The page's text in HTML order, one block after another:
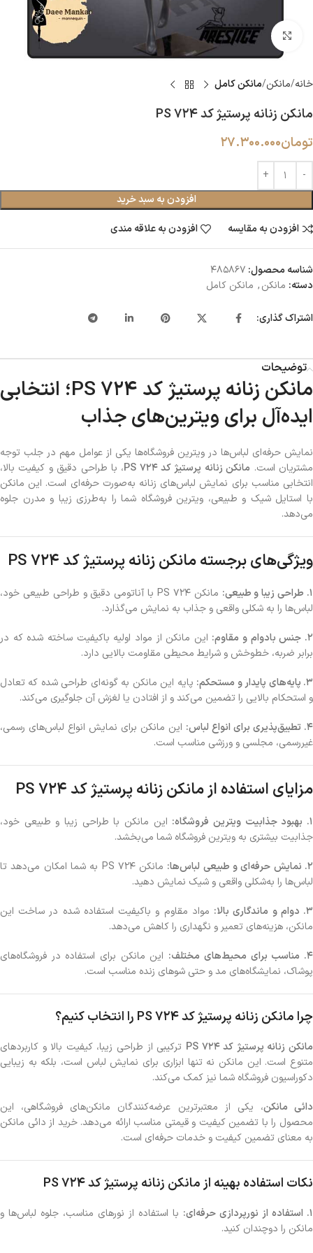
بزرگنمایی تصویر
خانه مانکن مانکن کامل
مانکن زنانه پرستیژ کد PS 724
تومان27.300.000
افزودن به سبد خرید
افزودن به مقایسه
افزودن به علاقه مندی
شناسه محصول: 485867
دسته: مانکن, مانکن کامل
اشتراک گذاری:
توضیحات
مانکن زنانه پرستیژ کد PS 724؛ انتخابی
ایده‌آل برای ویترین‌های جذاب
نمایش حرفه‌ای لباس‌ها در ویترین فروشگاه‌ها یکی از عوامل مهم در جلب توجه
مشتریان است. مانکن زنانه پرستیژ کد PS 724
، با طراحی دقیق و کیفیت بالا،
انتخابی مناسب برای نمایش لباس‌های زنانه به‌صورت حرفه‌ای است. این مانکن
با استایل شیک و طبیعی، ویترین فروشگاه شما را به‌طرزی زیبا و مدرن جلوه
می‌دهد.
ویژگی‌های برجسته مانکن زنانه پرستیژ کد PS 724
1. طراحی زیبا و طبیعی:
مانکن PS 724 با آناتومی دقیق و طراحی طبیعی خود،
لباس‌ها را به شکلی واقعی و جذاب به نمایش می‌گذارد.
2. جنس بادوام و مقاوم:
این مانکن از مواد اولیه باکیفیت ساخته شده که در
برابر ضربه، خط‌وخش و شرایط محیطی مقاومت بالایی دارد.
3. پایه‌های پایدار و مستحکم:
پایه این مانکن به گونه‌ای طراحی شده که تعادل
و استحکام بالایی را تضمین می‌کند و از افتادن یا لغزش آن جلوگیری می‌کند.
4. تطبیق‌پذیری برای انواع لباس:
این مانکن برای نمایش انواع لباس‌های رسمی،
غیررسمی، مجلسی و ورزشی مناسب است.
مزایای استفاده از مانکن زنانه پرستیژ کد PS 724
1. بهبود جذابیت ویترین فروشگاه:
این مانکن با طراحی زیبا و طبیعی خود،
جذابیت بیشتری به ویترین فروشگاه شما می‌بخشد.
2. نمایش حرفه‌ای و طبیعی لباس‌ها:
مانکن PS 724 به شما امکان می‌دهد تا
لباس‌ها را به‌شکلی واقعی و شیک نمایش دهید.
3. دوام و ماندگاری بالا:
مواد مقاوم و باکیفیت استفاده شده در ساخت این
مانکن، هزینه‌های تعمیر و نگهداری را کاهش می‌دهد.
4. مناسب برای محیط‌های مختلف:
این مانکن برای استفاده در فروشگاه‌های
پوشاک، نمایشگاه‌های مد و حتی شوهای زنده مناسب است.
چرا مانکن زنانه پرستیژ کد PS 724 را انتخاب کنیم؟
مانکن زنانه پرستیژ‌ کد PS 724
ترکیبی از طراحی زیبا، کیفیت بالا و کاربردهای
متنوع است. این مانکن نه تنها ابزاری برای نمایش لباس است، بلکه به زیبایی
دکوراسیون فروشگاه شما نیز کمک می‌کند.
دائی مانکن، یکی از معتبرترین عرضه‌کنندگان مانکن‌های فروشگاهی، این
محصول را با تضمین کیفیت و قیمتی مناسب ارائه می‌دهد. خرید از دائی مانکن
به معنای تضمین کیفیت و خدمات حرفه‌ای است.
نکات استفاده بهینه از مانکن زنانه پرستیژ‌ کد PS 724
1. استفاده از نورپردازی حرفه‌ای:
با استفاده از نورهای مناسب، جلوه لباس‌ها و
مانکن را دوچندان کنید.